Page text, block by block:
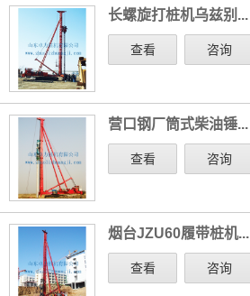
长螺旋打桩机乌兹别...
查看 咨询
营口钢厂筒式柴油锤...
查看 咨询
烟台JZU60履带桩机...
查看 咨询